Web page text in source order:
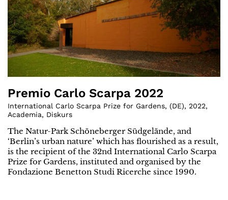
Premio Carlo Scarpa 2022
International Carlo Scarpa Prize for Gardens, (DE), 2022,
Academia, Diskurs
The Natur-Park Schöneberger Südgelände, and
‘Berlin’s urban nature’ which has flourished as a result,
is the recipient of the 32nd International Carlo Scarpa
Prize for Gardens, instituted and organised by the
Fondazione Benetton Studi Ricerche since 1990.